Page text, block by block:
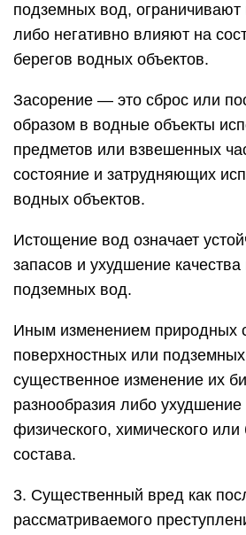
подземных вод, ограничивают
либо негативно влияют на
берегов водных объектов.
Засорение — это сброс или
образом в водные объекты
предметов или взвешенных
состояние и затрудняющих
водных объектов.
Истощение вод означает
запасов и ухудшение
подземных вод.
Иным изменением природных
поверхностных или
существенное изменение их
разнообразия либо
физического, химического или
состава.
3. Существенный вред как
рассматриваемого